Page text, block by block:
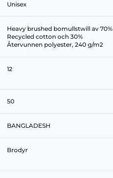
Unisex
Heavy brushed bomullstwill av 70%
Recycled cotton och 30%
Återvunnen polyester, 240 g/m2
12
50
BANGLADESH
Brodyr